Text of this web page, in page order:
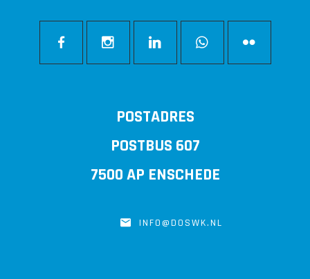
POSTADRES
POSTBUS 607
7500 AP ENSCHEDE
INFO@DOSWK.NL